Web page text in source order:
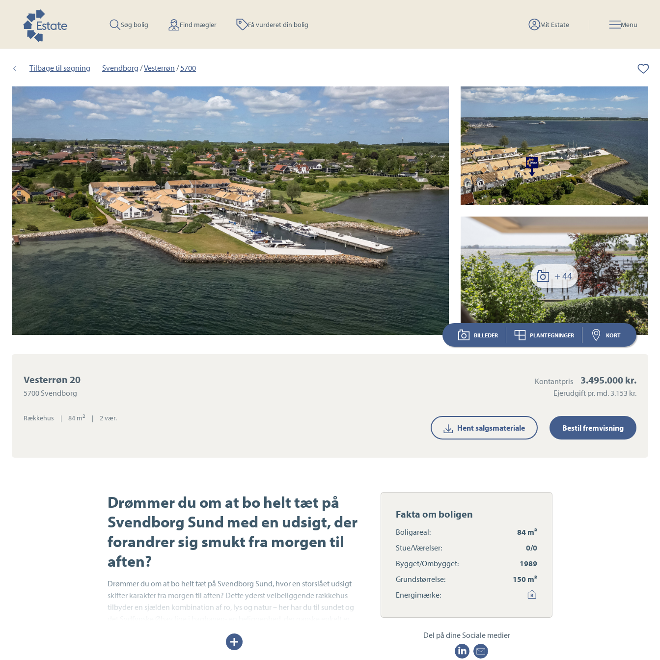
Søg bolig Find mægler Få vurderet din bolig Mit Estate Menu
Tilbage til søgning Svendborg /Vesterrøn /5700
+ 44
BILLEDER PLANTEGNINGER KORT
Vesterrøn 20
5700 Svendborg
Rækkehus | 84 m2 | 2 vær.
Kontantpris 3.495.000 kr.
Ejerudgift pr. md. 3.153 kr.
Hent salgsmateriale Bestil fremvisning
Drømmer du om at bo helt tæt på
Svendborg Sund med en udsigt, der
forandrer sig smukt fra morgen til
aften?
Drømmer du om at bo helt tæt på Svendborg Sund, hvor en storslået udsigt
skifter karakter fra morgen til aften? Dette yderst velbeliggende rækkehus
tilbyder en sjælden kombination af ro, lys og natur – her har du til sundet og
og nyde livet ved Svendborg Sund, hvor både det glitrende vand og den
Udvid/skjul
tekst
Fakta om boligen
Boligareal:
84 m²
Stue/Værelser:
0/0
Bygget/Ombygget:
1989
Grundstørrelse:
150 m²
Energimærke:
Del på dine Sociale medier